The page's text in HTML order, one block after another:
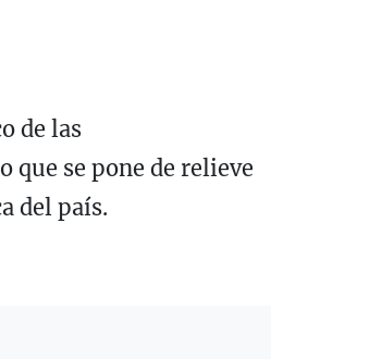
de las
que se pone de relieve
del país.